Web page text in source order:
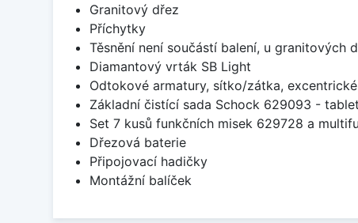
Granitový dřez
Příchytky
Těsnění není součástí balení, u granitových
Diamantový vrták SB Light
Odtokové armatury, sítko/zátka,
Základní čistící sada Schock 629093 -
Set 7 kusů funkčních misek 629728 a
Dřezová baterie
Připojovací hadičky
Montážní balíček